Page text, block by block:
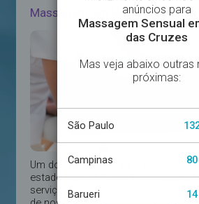
Massagem em Mogi das Cruzes
Um dos estados mais produtivos
estado de São Paulo, são diversos
serviços de qualidade que o estado